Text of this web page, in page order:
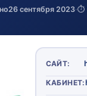
26 сентября 2023·⏱️
САЙТ:
КАБИНЕТ: